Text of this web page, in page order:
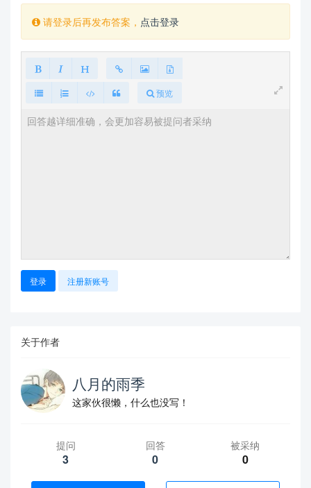
请登录后再发布答案， 点击登录
预览
登录 注册新账号
关于作者
八月的雨季
这家伙很懒，什么也没写！
提问
3
回答
0
被采纳
0